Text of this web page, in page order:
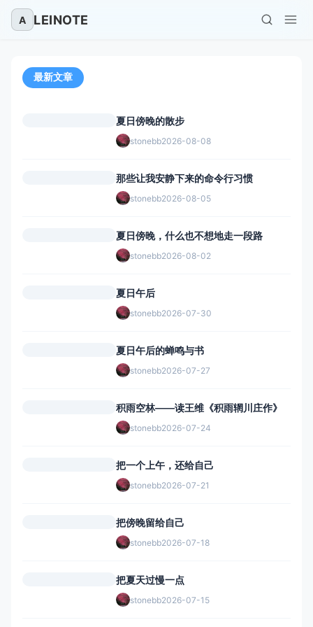
A LEINOTE
最新文章
夏日傍晚的散步
stonebb2026-08-08
那些让我安静下来的命令行习惯
stonebb2026-08-05
夏日傍晚，什么也不想地走一段路
stonebb2026-08-02
夏日午后
stonebb2026-07-30
夏日午后的蝉鸣与书
stonebb2026-07-27
积雨空林——读王维《积雨辋川庄作》
stonebb2026-07-24
把一个上午，还给自己
stonebb2026-07-21
把傍晚留给自己
stonebb2026-07-18
把夏天过慢一点
stonebb2026-07-15